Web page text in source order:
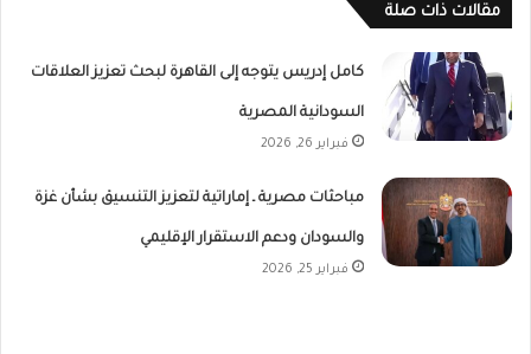
مقالات ذات صلة
كامل إدريس يتوجه إلى القاهرة لبحث تعزيز العلاقات
السودانية المصرية
فبراير 26, 2026
مباحثات مصرية ـ إماراتية لتعزيز التنسيق بشأن غزة
والسودان ودعم الاستقرار الإقليمي
فبراير 25, 2026